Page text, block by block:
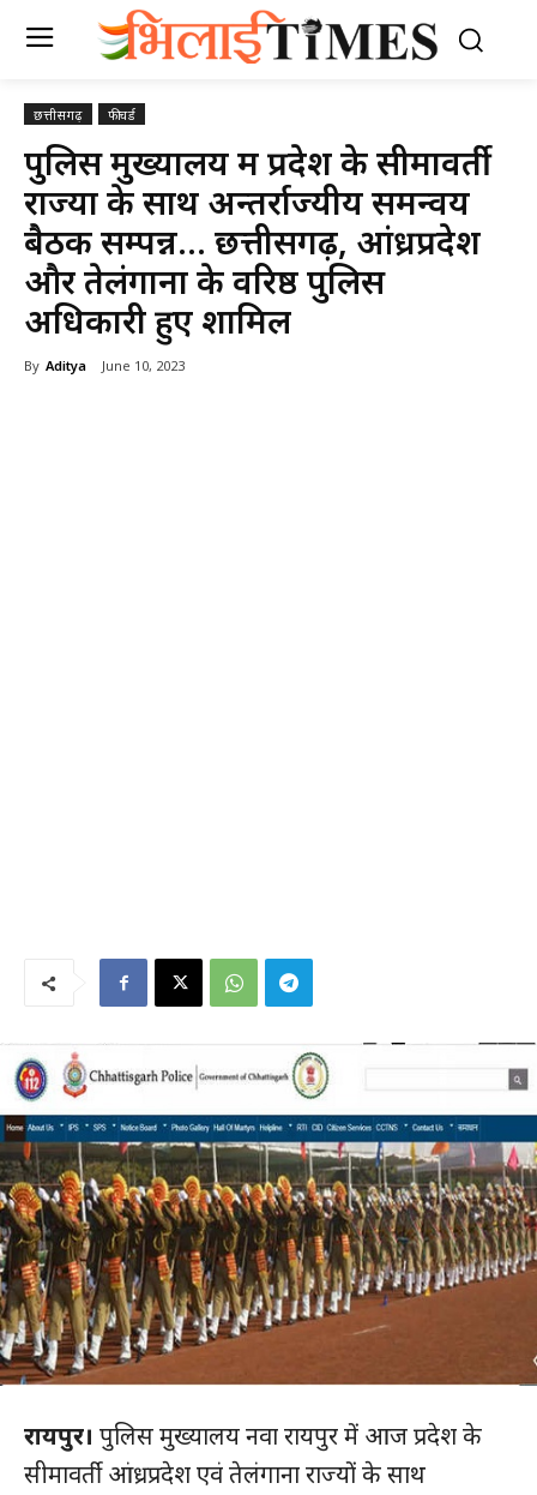
छत्तीसगढ़ फीचर्ड
पुलिस मुख्यालय में प्रदेश के सीमावर्ती
राज्यों के साथ अन्तर्राज्यीय समन्वय
बैठक सम्पन्न… छत्तीसगढ़, आंध्रप्रदेश
और तेलंगाना के वरिष्ठ पुलिस
अधिकारी हुए शामिल
By Aditya June 10, 2023
रायपुर। पुलिस मुख्यालय नवा रायपुर में आज प्रदेश के
सीमावर्ती आंध्रप्रदेश एवं तेलंगाना राज्यों के साथ